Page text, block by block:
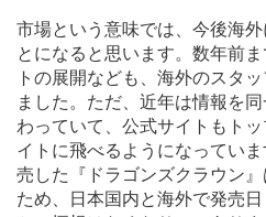
市場という意味では、今後海
とになると思います。数年前
トの展開なども、海外のスタ
ました。ただ、近年は情報を
わっていて、公式サイトもト
イトに飛べるようになってい
売した『ドラゴンズクラウン
ため、日本国内と海外で発売